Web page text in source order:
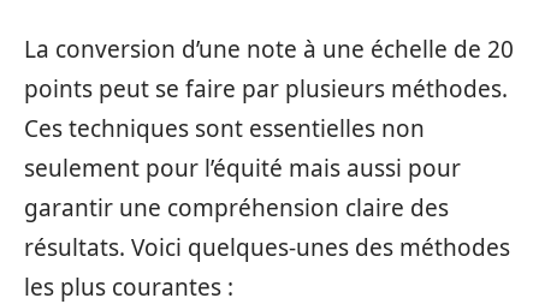
La conversion d’une note à une échelle de 20
points peut se faire par plusieurs méthodes.
Ces techniques sont essentielles non
seulement pour l’équité mais aussi pour
garantir une compréhension claire des
résultats. Voici quelques-unes des méthodes
les plus courantes :